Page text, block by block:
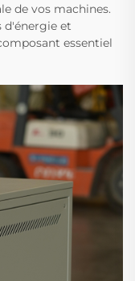
de vos machines.
d'énergie et
essentiel